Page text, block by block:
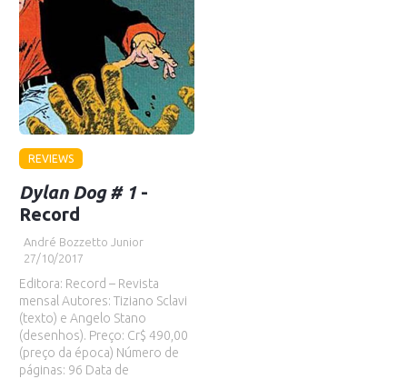
REVIEWS
Dylan Dog # 1-
Record
André Bozzetto Junior
27/10/2017
Editora: Record – Revista
mensal Autores: Tiziano Sclavi
(texto) e Angelo Stano
(desenhos). Preço: Cr$ 490,00
(preço da época) Número de
páginas: 96 Data de